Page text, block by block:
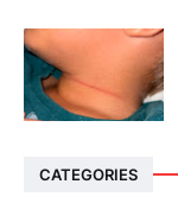
CATEGORIES